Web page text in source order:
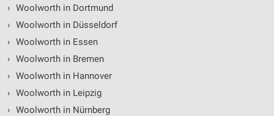
› Woolworth in Dortmund
› Woolworth in Düsseldorf
› Woolworth in Essen
› Woolworth in Bremen
› Woolworth in Hannover
› Woolworth in Leipzig
› Woolworth in Nürnberg